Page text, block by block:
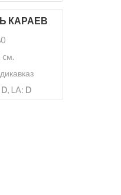
КАРАЕВ
cм.
D, LA: D